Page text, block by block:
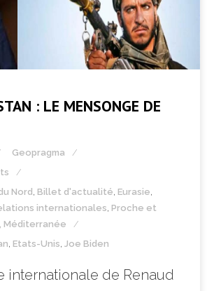
: LE MENSONGE DE
Geopragma
Nord , Billet d'actualité, Eurasie,
internationales, Proche et
Méditerranée
, Etats-Unis, Joe Biden
internationale de Renaud